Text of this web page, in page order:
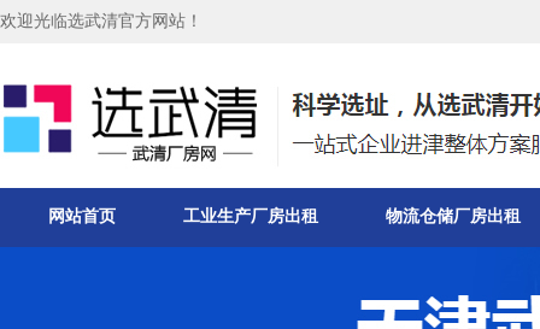
欢迎光临选武清官方网站！
网站首页 工业生产厂房出租 物流仓储厂房出租